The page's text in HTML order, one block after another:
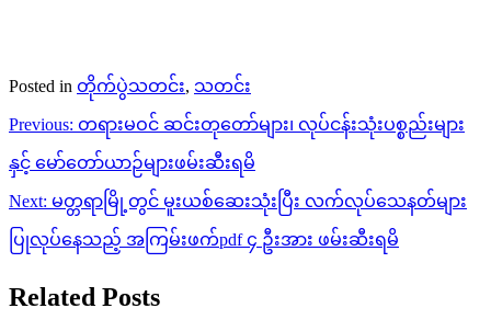
Posted in တိုက်ပွဲသတင်း, သတင်း
Post
navigation
Previous: တရားမဝင် ဆင်းတုတော်များ၊ လုပ်ငန်းသုံးပစ္စည်းများ
နှင့် မော်တော်ယာဉ်များဖမ်းဆီးရမိ
Next: မတ္တရာမြို့တွင် မူးယစ်ဆေးသုံးပြီး လက်လုပ်သေနတ်များ
ပြုလုပ်နေသည့် အကြမ်းဖက်pdf ၄ ဦးအား ဖမ်းဆီးရမိ
Related Posts